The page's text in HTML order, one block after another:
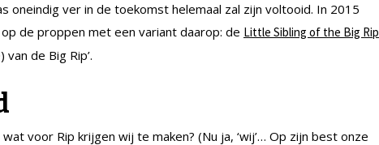
oneindig ver in de toekomst helemaal zal zijn voltooid. In 2015
de proppen met een variant daarop: de Little Sibling of the Big Rip
de Big Rip’.
voor Rip krijgen wij te maken? (Nu ja, ‘wij’… Op zijn best onze